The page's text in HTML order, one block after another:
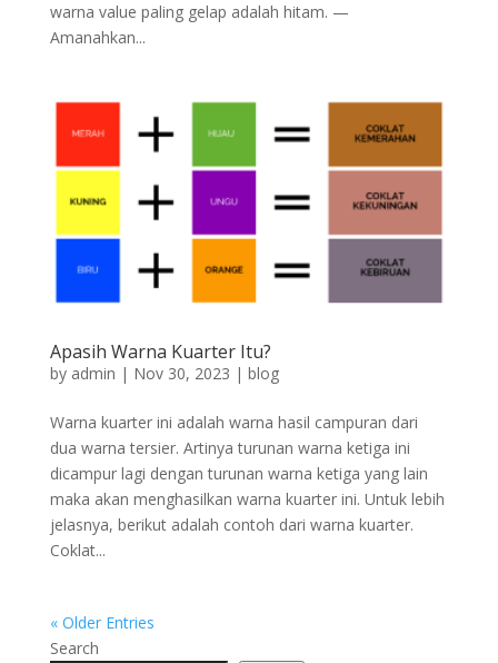
warna value paling gelap adalah hitam. —
Amanahkan...
Apasih Warna Kuarter Itu?
by admin | Nov 30, 2023 | blog
Warna kuarter ini adalah warna hasil campuran dari
dua warna tersier. Artinya turunan warna ketiga ini
dicampur lagi dengan turunan warna ketiga yang lain
maka akan menghasilkan warna kuarter ini. Untuk lebih
jelasnya, berikut adalah contoh dari warna kuarter.
Coklat...
« Older Entries
Search